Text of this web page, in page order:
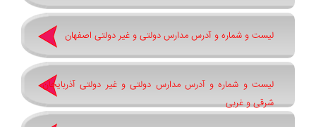
لیست و شماره و آدرس مدارس دولتی و غیر دولتی اصفهان
لیست و شماره و آدرس مدارس دولتی و غیر دولتی آذربایجان
شرقی و غربی